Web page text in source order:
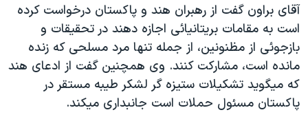
آقای براون گفت از رهبران هند و پاکستان درخواست کرده
است به مقامات بريتانيائی اجازه دهند در تحقيقات و
بازجوئی از مظنونين، از جمله تنها مرد مسلحی که زنده
مانده است، مشارکت کنند. وی همچنين گفت از ادعای هند
که ميگويد تشکيلات ستيزه گر لشکر طيبه مستقر در
پاکستان مسئول حملات است جانبداری ميکند.